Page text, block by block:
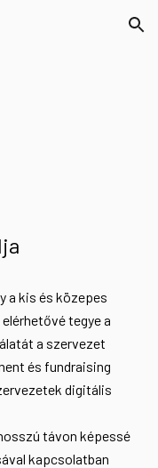
Skip to navigation
a kis és közepes
tegye a
a szervezet
és fundraising
digitális
távon képessé
kapcsolatban